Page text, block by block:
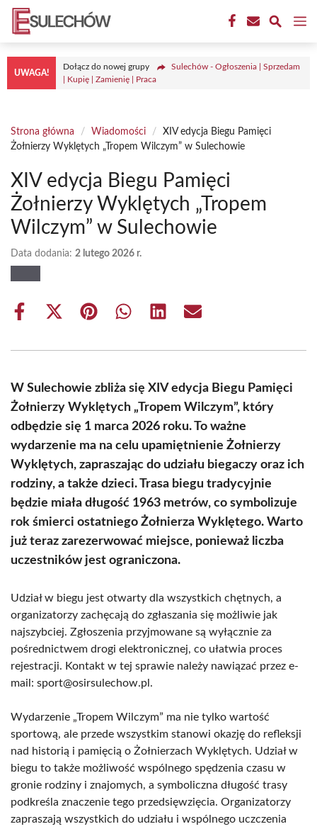
Przejdź
treści
UWAGA!
Dołącz do nowej grupy
Sulechów - Ogłoszenia | Sprzedam
| Kupię | Zamienię | Praca
Strona główna / Wiadomości /
XIV edycja Biegu Pamięci
Żołnierzy Wyklętych „Tropem Wilczym” w Sulechowie
XIV edycja Biegu Pamięci
Żołnierzy Wyklętych „Tropem
Wilczym” w Sulechowie
Data dodania: 2 lutego 2026 r.
Share
Share
(Twitter)
Share Share Share Share
W Sulechowie zbliża się XIV edycja Biegu Pamięci
Żołnierzy Wyklętych „Tropem Wilczym”, który
odbędzie się 1 marca 2026 roku. To ważne
wydarzenie ma na celu upamiętnienie Żołnierzy
Wyklętych, zapraszając do udziału biegaczy oraz ich
rodziny, a także dzieci. Trasa biegu tradycyjnie
będzie miała długość 1963 metrów, co symbolizuje
rok śmierci ostatniego Żołnierza Wyklętego. Warto
już teraz zarezerwować miejsce, ponieważ liczba
uczestników jest ograniczona.
Udział w biegu jest otwarty dla wszystkich chętnych, a
organizatorzy zachęcają do zgłaszania się możliwie jak
najszybciej. Zgłoszenia przyjmowane są wyłącznie za
pośrednictwem drogi elektronicznej, co ułatwia proces
rejestracji. Kontakt w tej sprawie należy nawiązać przez e-
mail: sport@osirsulechow.pl.
Wydarzenie „Tropem Wilczym” ma nie tylko wartość
sportową, ale przede wszystkim stanowi okazję do refleksji
nad historią i pamięcią o Żołnierzach Wyklętych. Udział w
biegu to także możliwość wspólnego spędzenia czasu w
gronie rodziny i znajomych, a symboliczna długość trasy
podkreśla znaczenie tego przedsięwzięcia. Organizatorzy
zapraszają wszystkich do udziału i wspólnego uczczenia